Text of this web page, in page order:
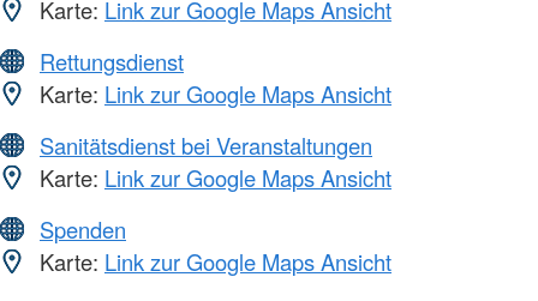
Karte: Link zur Google Maps Ansicht
Rettungsdienst
Karte: Link zur Google Maps Ansicht
Sanitätsdienst bei Veranstaltungen
Karte: Link zur Google Maps Ansicht
Spenden
Karte: Link zur Google Maps Ansicht